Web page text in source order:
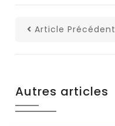
Article Précédent
Autres articles